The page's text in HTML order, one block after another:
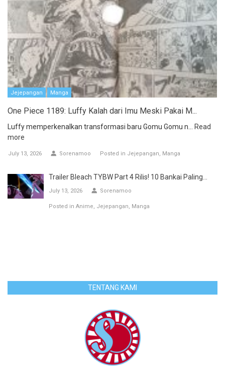
Jejepangan Manga
One Piece 1189: Luffy Kalah dari Imu Meski Pakai M...
Luffy memperkenalkan transformasi baru Gomu Gomu n... Read
more
July 13, 2026 Sorenamoo Posted in Jejepangan Manga
Trailer Bleach TYBW Part 4 Rilis! 10 Bankai Paling...
July 13, 2026 Sorenamoo
Posted in Anime Jejepangan Manga
TENTANG KAMI